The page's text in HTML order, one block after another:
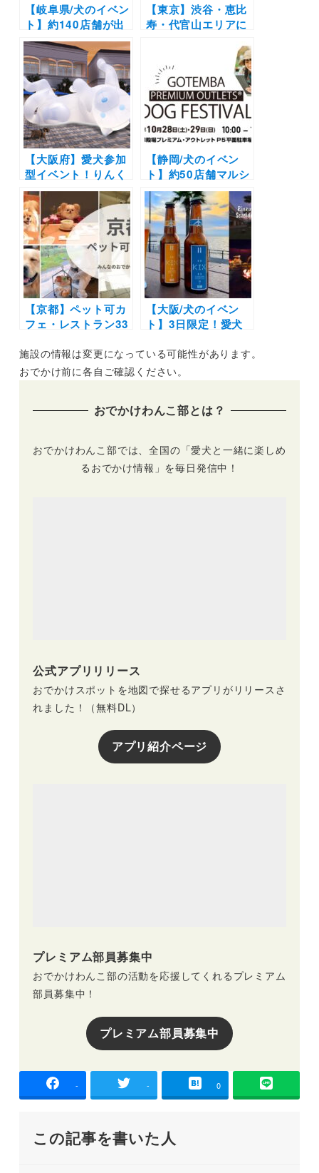
【岐阜県/犬のイベン
ト】約140店舗が出
店！ペットフレンド
リーアウトレットに
て開催「犬祭り@土
岐プレミアム・アウ
トレット2023」（土
岐プレミアム・アウ
トレット）4/15-
4/16
【東京】渋谷・恵比
寿・代官山エリアに
ェ・レストラン19
選！実際のおでかけ
レポ付き
【大阪府】愛犬参加
型イベント！りんく
うプレミアム・アウ
トレットに巨大“ヘ
ソ天”バルーン出現
＆限定クーポンプレ
ゼントも（りんくう
プレミアム・アウト
レット）3/21開催
【静岡/犬のイベン
ト】約50店舗マルシ
ェ&特設ドッグラン
が登場「御殿場プレ
ミアム・アウトレッ
ト ドッグフェスティ
バル」（御殿場プレ
ミアム・アウトレッ
ト）10/28-29
【京都】ペット可カ
フェ・レストラン33
子店やドッグラン付
きのカフェまとめ｜
【大阪/犬のイベン
ト】3日限定！愛犬
アガーデンイベント
「Rinku Seaside
ム・アウトレット）
施設の情報は変更になっている可能性があります。
おでかけ前に各自ご確認ください。
おでかけわんこ部とは？
おでかけわんこ部では、全国の「愛犬と一緒に楽しめ
るおでかけ情報」を毎日発信中！
公式アプリリリース
おでかけスポットを地図で探せるアプリがリリースさ
れました！（無料DL）
アプリ紹介ページ
プレミアム部員募集中
おでかけわんこ部の活動を応援してくれるプレミアム
部員募集中！
プレミアム部員募集中
- - 0
この記事を書いた人